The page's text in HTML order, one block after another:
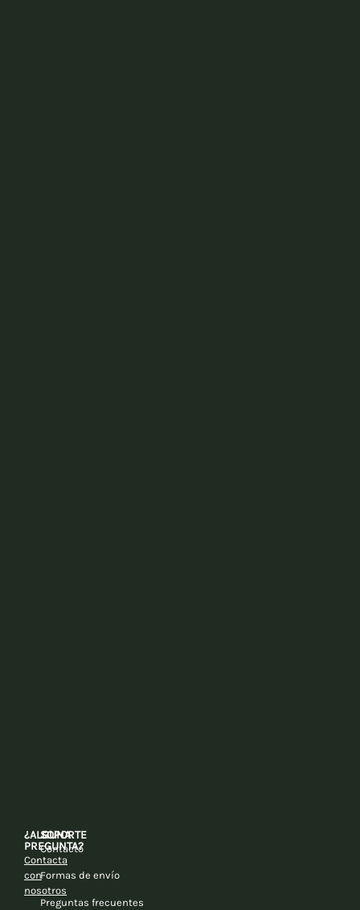
¿ALGUNA
PREGUNTA?
Contacta
con
nosotros
SOPORTE
Contacto
Formas de envío
Preguntas frecuentes